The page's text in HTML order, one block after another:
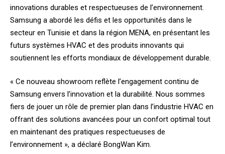
innovations durables et respectueuses de l’environnement.
Samsung a abordé les défis et les opportunités dans le
secteur en Tunisie et dans la région MENA, en présentant les
futurs systèmes HVAC et des produits innovants qui
soutiennent les efforts mondiaux de développement durable.
« Ce nouveau showroom reflète l’engagement continu de
Samsung envers l’innovation et la durabilité. Nous sommes
fiers de jouer un rôle de premier plan dans l’industrie HVAC en
offrant des solutions avancées pour un confort optimal tout
en maintenant des pratiques respectueuses de
l’environnement », a déclaré BongWan Kim.